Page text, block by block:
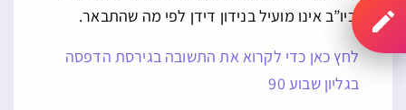
וכיו”ב אינו מועיל בנידון דידן לפי מה שהתבאר.
לחץ כאן כדי לקרוא את התשובה בגירסת הדפסה
בגליון שבוע 90